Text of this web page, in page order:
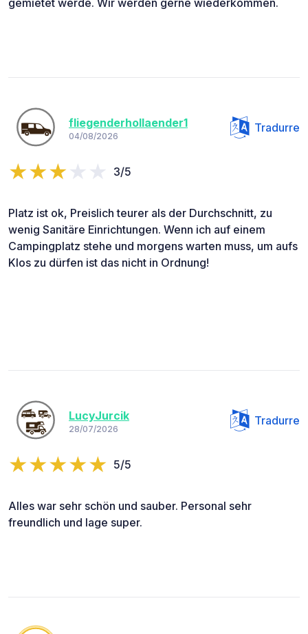
gemietet werde. Wir werden gerne wiederkommen.
fliegenderhollaender1
04/08/2026
Tradurre
3/5
Platz ist ok, Preislich teurer als der Durchschnitt, zu
wenig Sanitäre Einrichtungen. Wenn ich auf einem
Campingplatz stehe und morgens warten muss, um aufs
Klos zu dürfen ist das nicht in Ordnung!
LucyJurcik
28/07/2026
Tradurre
5/5
Alles war sehr schön und sauber. Personal sehr
freundlich und lage super.